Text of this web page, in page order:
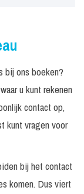
bij ons boeken?
u kunt rekenen
contact op,
kunt vragen voor
bij het contact
komen. Dus viert